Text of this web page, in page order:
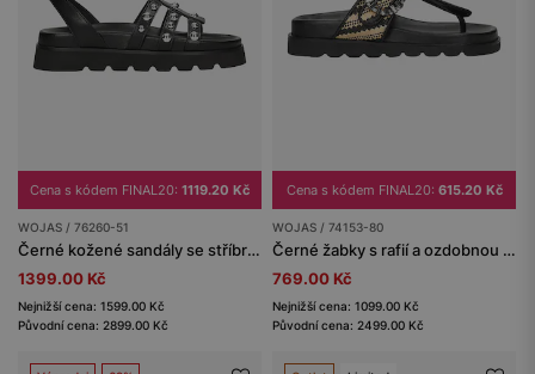
Cena s kódem FINAL20: 1119.20 Kč
WOJAS / 76260-51
Černé kožené sandály se stříbrnými cvočky
1399.00 Kč
Nejnižší cena: 1599.00 Kč
Původní cena: 2899.00 Kč
Cena s kódem FINAL20: 615.20 Kč
WOJAS / 74153-80
Černé žabky s rafií a ozdobnou přezkou
769.00 Kč
Nejnižší cena: 1099.00 Kč
Původní cena: 2499.00 Kč